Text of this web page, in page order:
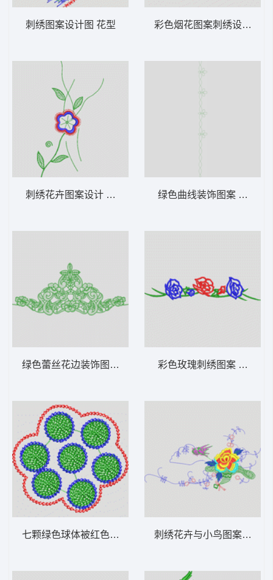
刺绣图案设计图 花型
刺绣花卉图案设计 花型
绿色蕾丝花边装饰图案 花型
七颗绿色球体被红色边界包围 花型
彩色烟花图案刺绣设计 花型
绿色曲线装饰图案 花型
彩色玫瑰刺绣图案 花型
刺绣花卉与小鸟图案 花型